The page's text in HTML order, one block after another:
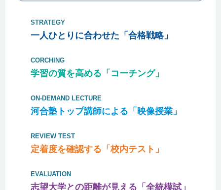
STRATEGY
一人ひとりに合わせた「合格戦略」
CORCHING
学習の質を高める「コーチング」
ON-DEMAND LECTURE
河合塾トップ講師による「映像授業」
REVIEW TEST
定着度を確認する「校内テスト」
EVALUATION
志望大学との距離が見える「全統模試」